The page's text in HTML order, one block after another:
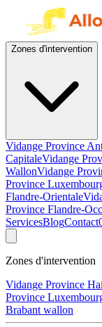
Zones d'intervention
Vidange Province
CapitaleVidange
WallonVidange
Province
Flandre-Orientale
Province Flandre-
ServicesBlogContact
Zones d'intervention
Vidange Province
Province
Brabant wallon